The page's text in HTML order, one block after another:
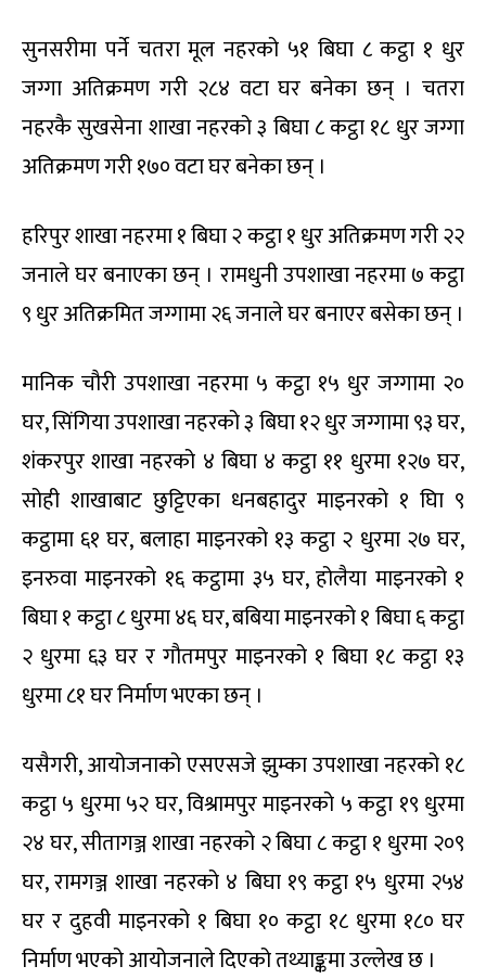
सुनसरीमा पर्ने चतरा मूल नहरको ५१ बिघा ८ कट्ठा १ धुर
जग्गा अतिक्रमण गरी २८४ वटा घर बनेका छन् । चतरा
नहरकै सुखसेना शाखा नहरको ३ बिघा ८ कट्ठा १८ धुर जग्गा
अतिक्रमण गरी १७० वटा घर बनेका छन् ।
हरिपुर शाखा नहरमा १ बिघा २ कट्ठा १ धुर अतिक्रमण गरी २२
जनाले घर बनाएका छन् । रामधुनी उपशाखा नहरमा ७ कट्ठा
९ धुर अतिक्रमित जग्गामा २६ जनाले घर बनाएर बसेका छन् ।
मानिक चौरी उपशाखा नहरमा ५ कट्ठा १५ धुर जग्गामा २०
घर, सिंगिया उपशाखा नहरको ३ बिघा १२ धुर जग्गामा ९३ घर,
शंकरपुर शाखा नहरको ४ बिघा ४ कट्ठा ११ धुरमा १२७ घर,
सोही शाखाबाट छुट्टिएका धनबहादुर माइनरको १ घिा ९
कट्ठामा ६१ घर, बलाहा माइनरको १३ कट्ठा २ धुरमा २७ घर,
इनरुवा माइनरको १६ कट्ठामा ३५ घर, होलैया माइनरको १
बिघा १ कट्ठा ८ धुरमा ४६ घर, बबिया माइनरको १ बिघा ६ कट्ठा
२ धुरमा ६३ घर र गौतमपुर माइनरको १ बिघा १८ कट्ठा १३
धुरमा ८१ घर निर्माण भएका छन् ।
यसैगरी, आयोजनाको एसएसजे झुम्का उपशाखा नहरको १८
कट्ठा ५ धुरमा ५२ घर, विश्रामपुर माइनरको ५ कट्ठा १९ धुरमा
२४ घर, सीतागञ्ज शाखा नहरको २ बिघा ८ कट्ठा १ धुरमा २०९
घर, रामगञ्ज शाखा नहरको ४ बिघा १९ कट्ठा १५ धुरमा २५४
घर र दुहवी माइनरको १ बिघा १० कट्ठा १८ धुरमा १८० घर
निर्माण भएको आयोजनाले दिएको तथ्याङ्कमा उल्लेख छ ।